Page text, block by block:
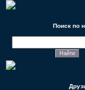
Поиск по